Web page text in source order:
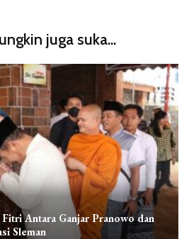
juga suka...
Antara Ganjar Pranowo dan
Sleman